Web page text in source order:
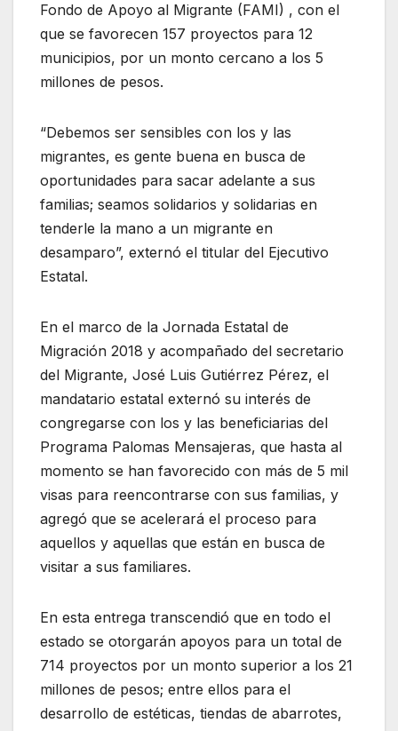
Fondo de Apoyo al Migrante (FAMI) , con el
que se favorecen 157 proyectos para 12
municipios, por un monto cercano a los 5
millones de pesos.
“Debemos ser sensibles con los y las
migrantes, es gente buena en busca de
oportunidades para sacar adelante a sus
familias; seamos solidarios y solidarias en
tenderle la mano a un migrante en
desamparo”, externó el titular del Ejecutivo
Estatal.
En el marco de la Jornada Estatal de
Migración 2018 y acompañado del secretario
del Migrante, José Luis Gutiérrez Pérez, el
mandatario estatal externó su interés de
congregarse con los y las beneficiarias del
Programa Palomas Mensajeras, que hasta al
momento se han favorecido con más de 5 mil
visas para reencontrarse con sus familias, y
agregó que se acelerará el proceso para
aquellos y aquellas que están en busca de
visitar a sus familiares.
En esta entrega transcendió que en todo el
estado se otorgarán apoyos para un total de
714 proyectos por un monto superior a los 21
millones de pesos; entre ellos para el
desarrollo de estéticas, tiendas de abarrotes,